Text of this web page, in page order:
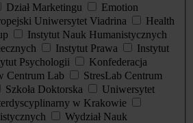
Dział Marketingu
Emotion
Uniwersytet Viadrina
Health
Instytut Nauk Humanistycznych
Instytut Prawa
Instytut
Psychologii
Konfederacja
Centrum Lab
StresLab Centrum
Szkoła Doktorska
Uniwersytet
w Krakowie
Wydział Nauk